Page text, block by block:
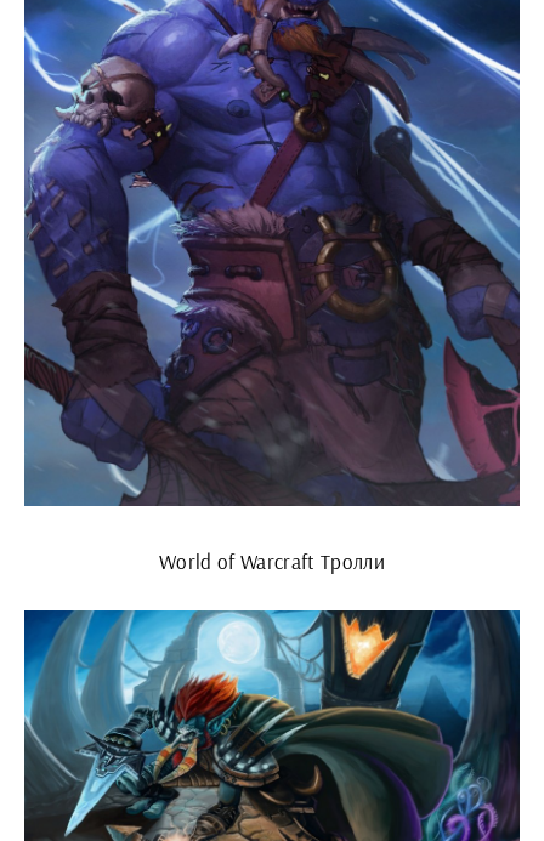
World of Warcraft Тролли